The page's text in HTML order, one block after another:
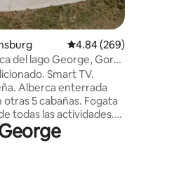
5; 107 evaluaciones
Calificación promedio:
4.84 (269)
del lago George, Gore
Smart TV.
Alberca enterrada
5 cabañas. Fogata
todas las actividades.
y sereno. A 20 minutos
A solo 5 millas de una